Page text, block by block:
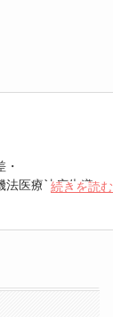
法医療法広告遵守
続きを読む